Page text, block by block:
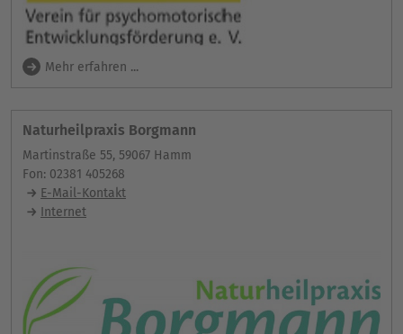
Mehr erfahren ...
Naturheilpraxis Borgmann
Martinstraße 55, 59067 Hamm
Fon: 02381 405268
E-Mail-Kontakt
Internet